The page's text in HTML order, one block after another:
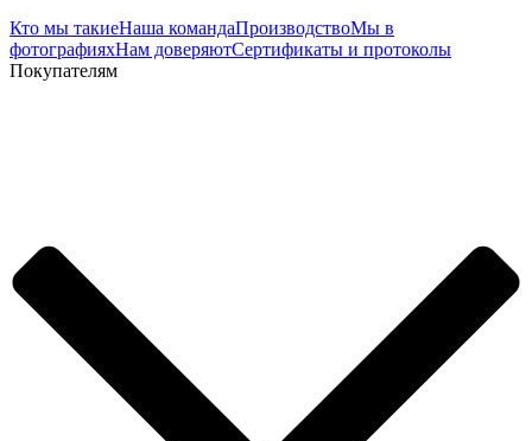
Кто мы такиеНаша командаПроизводствоМы в
фотографияхНам доверяютСертификаты и протоколы
Покупателям